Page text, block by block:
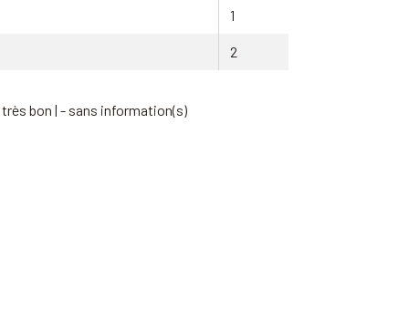
1
2
très bon | - sans information(s)